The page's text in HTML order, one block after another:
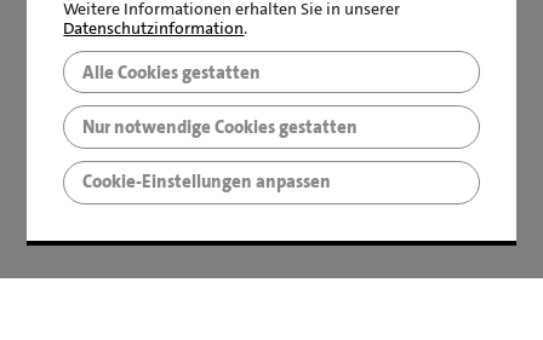
Weitere Informationen erhalten Sie in unserer
Datenschutzinformation.
Alle Cookies gestatten
Nur notwendige Cookies gestatten
Cookie-Einstellungen anpassen